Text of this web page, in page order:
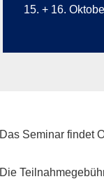
15. + 16.
Das Seminar findet
Die